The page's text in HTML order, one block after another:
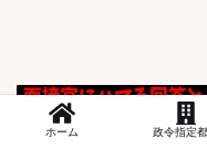
ホーム 政令指定